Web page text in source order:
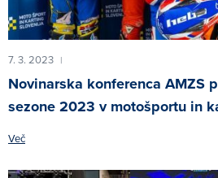
7. 3. 2023 |
Novinarska konferenca AMZS
sezone 2023 v motošportu in
Več